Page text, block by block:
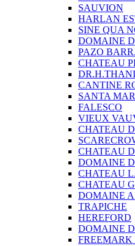
SAUVION
HARLAN
SINE QUA
DOMAINE
PAZO
CHATEAU
CANTINE
SANTA
FALESCO
VIEUX
CHATEAU
CHATEAU
DOMAINE
CHATEAU
CHATEAU
DOMAINE
TRAPICHE
HEREFORD
DOMAINE
FREEMARK